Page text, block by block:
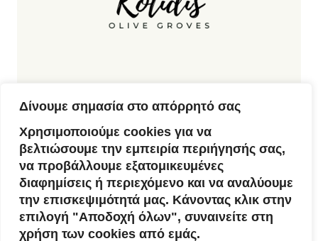
Δίνουμε σημασία στο απόρρητό σας
Χρησιμοποιούμε cookies για να
βελτιώσουμε την εμπειρία περιήγησής σας,
να προβάλλουμε εξατομικευμένες
διαφημίσεις ή περιεχόμενο και να αναλύουμε
την επισκεψιμότητά μας. Κάνοντας κλικ στην
επιλογή "Αποδοχή όλων", συναινείτε στη
χρήση των cookies από εμάς.
Kotidis Olive Groves Olive Oil
Kotidis Olive Groves ( Koroneiki Variety
) 10 Euro 250 ml
admin 10 Ιανουαρίου, 2026 0